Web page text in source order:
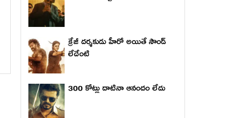
క్రేజీ దర్శకుడు హీరో అయితే సౌండ్
లేదేంటి
300 కోట్లు దాటినా ఆనందం లేదు